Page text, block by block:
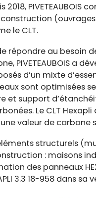
2018,
le CLT.
répondre au besoin
PIVETEAUBOIS a
d’un mixte
sont optimisées
et support
Le CLT Hexapli
valeur de
structurels
: maisons
des panneaux
3.3 18-958 dans